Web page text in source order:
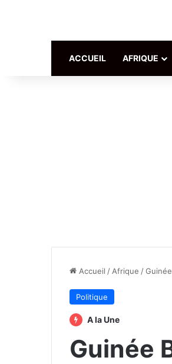
ACCUEIL AFRIQUE
Accueil / Afrique /
Politique
A la Une
Guinée